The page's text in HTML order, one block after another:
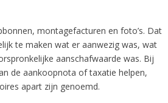
montagefacturen en foto’s. Dat
te maken wat er aanwezig was, wat
aanschafwaarde was. Bij
de aankoopnota of taxatie helpen,
apart zijn genoemd.